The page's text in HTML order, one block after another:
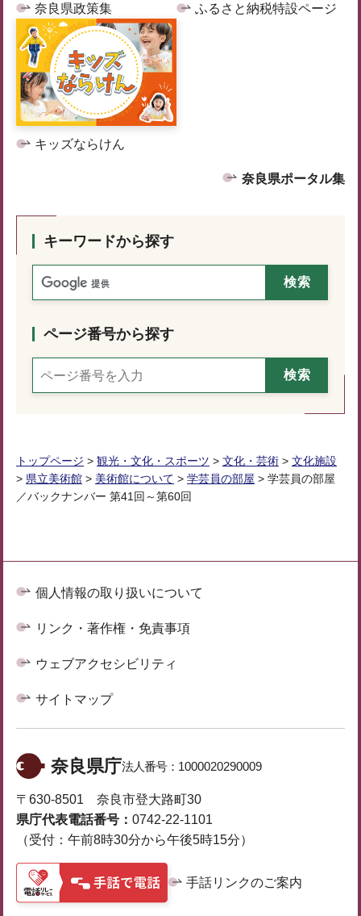
奈良県政策集 ふるさと納税特設ページ
キッズならけん
奈良県ポータル集
キーワードから探す
ページ番号から探す
トップページ > 観光・文化・スポーツ > 文化・芸術 > 文化施設
> 県立美術館 > 美術館について > 学芸員の部屋 > 学芸員の部屋
／バックナンバー 第41回～第60回
個人情報の取り扱いについて
リンク・著作権・免責事項
ウェブアクセシビリティ
サイトマップ
奈良県庁法人番号： 1000020290009
〒630-8501 奈良市登大路町30
県庁代表電話番号： 0742-22-1101
（受付：午前8時30分から午後5時15分）
手話リンクのご案内